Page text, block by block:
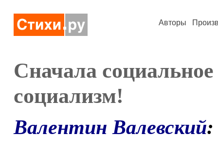
Авторы
Сначала социальное
социализм!
Валентин Валевский: